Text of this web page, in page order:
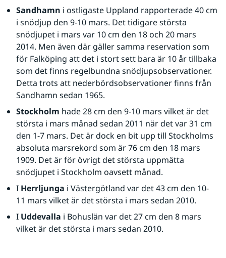
Sandhamn i ostligaste Uppland rapporterade 40 cm
i snödjup den 9-10 mars. Det tidigare största
snödjupet i mars var 10 cm den 18 och 20 mars
2014. Men även där gäller samma reservation som
för Falköping att det i stort sett bara är 10 år tillbaka
som det finns regelbundna snödjupsobservationer.
Detta trots att nederbördsobservationer finns från
Sandhamn sedan 1965.
Stockholm hade 28 cm den 9-10 mars vilket är det
största i mars månad sedan 2011 när det var 31 cm
den 1-7 mars. Det är dock en bit upp till Stockholms
absoluta marsrekord som är 76 cm den 18 mars
1909. Det är för övrigt det största uppmätta
snödjupet i Stockholm oavsett månad.
I Herrljunga i Västergötland var det 43 cm den 10-
11 mars vilket är det största i mars sedan 2010.
I Uddevalla i Bohuslän var det 27 cm den 8 mars
vilket är det största i mars sedan 2010.